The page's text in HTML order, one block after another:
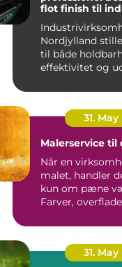
flot finish til
Nordjylland
til både
effektivitet og
31. May
Malerservice til
Når en
malet, handler
kun om pæne
Farver,
31. May